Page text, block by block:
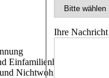
Einfamilienhäuser
Nichtwohngebäude
Ihre Nachricht